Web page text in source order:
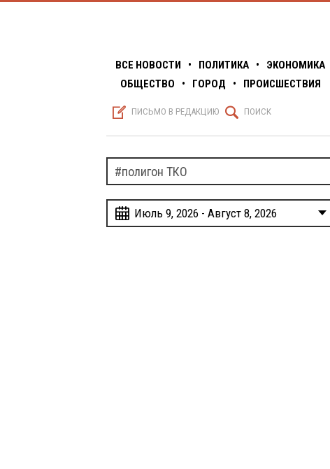
ВСЕ НОВОСТИ • ПОЛИТИКА •
ЭКОНОМИКА
ОБЩЕСТВО
• ГОРОД • ПРОИСШЕСТВИЯ
S ПИСЬМО В РЕДАКЦИЮ Q ПОИСК
w Июль 9, 2026 - Август 8, 2026